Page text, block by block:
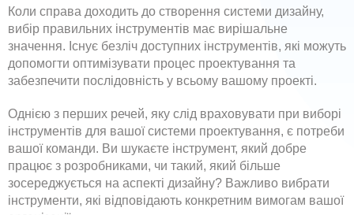
Коли справа доходить до створення системи дизайну,
вибір правильних інструментів має вирішальне
значення. Існує безліч доступних інструментів, які можуть
допомогти оптимізувати процес проектування та
забезпечити послідовність у всьому вашому проекті.
Однією з перших речей, яку слід враховувати при виборі
інструментів для вашої системи проектування, є потреби
вашої команди. Ви шукаєте інструмент, який добре
працює з розробниками, чи такий, який більше
зосереджується на аспекті дизайну? Важливо вибрати
інструменти, які відповідають конкретним вимогам вашої